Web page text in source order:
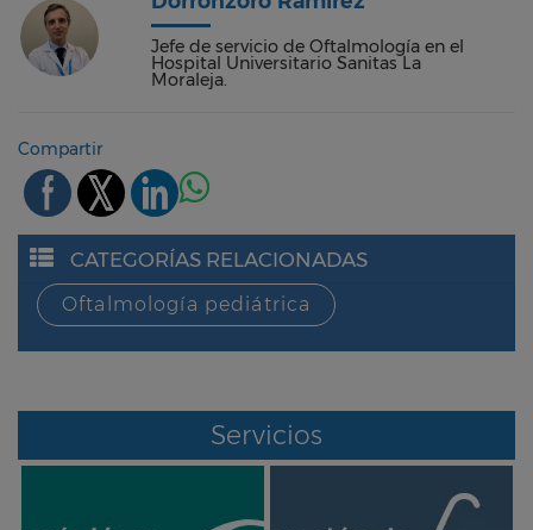
Jefe de servicio de Oftalmología en el
Hospital Universitario Sanitas La
Moraleja.
Compartir
CATEGORÍAS RELACIONADAS
Oftalmología pediátrica
Servicios